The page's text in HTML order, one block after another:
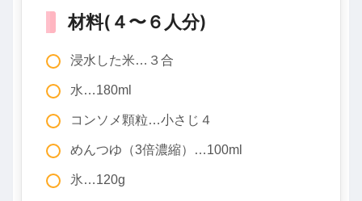
材料(４〜６人分)
浸水した米…３合
水…180ml
コンソメ顆粒…小さじ４
めんつゆ（3倍濃縮）…100ml
氷…120g